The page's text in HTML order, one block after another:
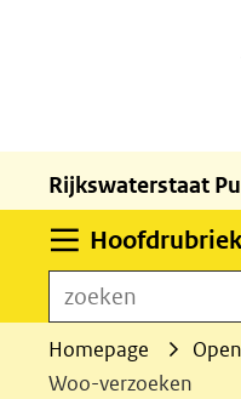
Rijkswaterstaat
zoeken
Homepage
Woo-verzoeken